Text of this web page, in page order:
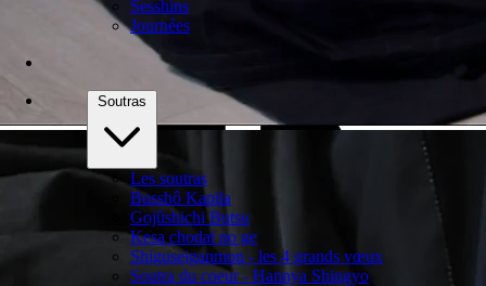
Sesshins
Journées
Soutras
Les soutras
Busshô Kapila
Gojûshichi Butsu
Kesa chodaï no ge
Shiguseiganmon - les 4 grands vœux
Soutra du coeur - Hannya Shingyo